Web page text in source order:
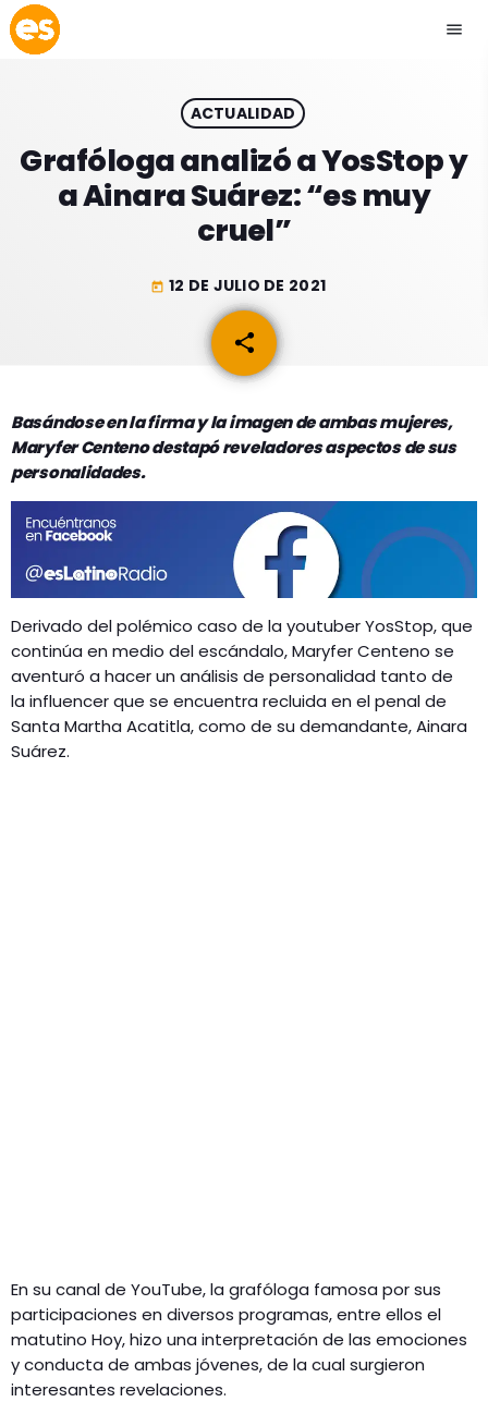
menu
play_arrow EMISIÓN LA PAZ
play_arrow EMISIÓN COCHABAMBA
ACTUALIDAD
ESPECTÁCULOS
MÚSICA
ENTRETENIMIENTO
PROGRAMACIÓN
RADIO SPLENDID
ACTUALIDAD
Grafóloga analizó a YosStop y
a Ainara Suárez: “es muy
cruel”
today 12 DE JULIO DE 2021
share
email
Basándose en la firma y la imagen de ambas mujeres,
Maryfer Centeno destapó reveladores aspectos de sus
personalidades.
Derivado del polémico caso de la youtuber YosStop, que
continúa en medio del escándalo, Maryfer Centeno se
aventuró a hacer un análisis de personalidad tanto de
la influencer que se encuentra recluida en el penal de
Santa Martha Acatitla, como de su demandante, Ainara
Suárez.
En su canal de YouTube, la grafóloga famosa por sus
participaciones en diversos programas, entre ellos el
matutino Hoy, hizo una interpretación de las emociones
y conducta de ambas jóvenes, de la cual surgieron
interesantes revelaciones.